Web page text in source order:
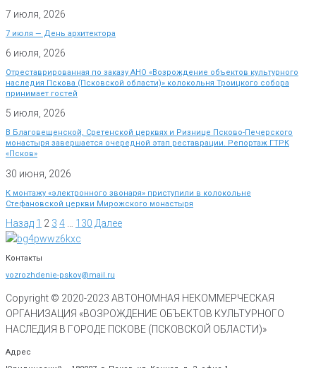
7 июля, 2026
7 июля — День архитектора
6 июля, 2026
Отреставрированная по заказу АНО «Возрождение объектов культурного
наследия Пскова (Псковской области)» колокольня Троицкого собора
принимает гостей
5 июля, 2026
В Благовещенской, Сретенской церквях и Ризнице Псково-Печерского
монастыря завершается очередной этап реставрации. Репортаж ГТРК
«Псков»
30 июня, 2026
К монтажу «электронного звонаря» приступили в колокольне
Стефановской церкви Мирожского монастыря
Назад 1 2 3 4 130 Далее
Контакты
vozrozhdenie-pskov@mail.ru
Copyright © 2020-2023 АВТОНОМНАЯ НЕКОММЕРЧЕСКАЯ
ОРГАНИЗАЦИЯ «ВОЗРОЖДЕНИЕ ОБЪЕКТОВ КУЛЬТУРНОГО
НАСЛЕДИЯ В ГОРОДЕ ПСКОВЕ (ПСКОВСКОЙ ОБЛАСТИ)»
Адрес